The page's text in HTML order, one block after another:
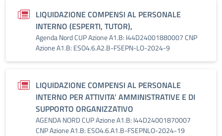
LIQUIDAZIONE COMPENSI AL PERSONALE
INTERNO (ESPERTI, TUTOR),
Agenda Nord CUP Azione A1.B: I44D24001880007 CNP
Azione A1.B: ESO4.6.A2.B-FSEPN-LO-2024-9
LIQUIDAZIONE COMPENSI AL PERSONALE
INTERNO PER ATTIVITA’ AMMINISTRATIVE E DI
SUPPORTO ORGANIZZATIVO
AGENDA NORD CUP Azione A1.B: I44D24001870007
CNP Azione A1.B: ESO4.6.A1.B-FSEPNLO-2024-19